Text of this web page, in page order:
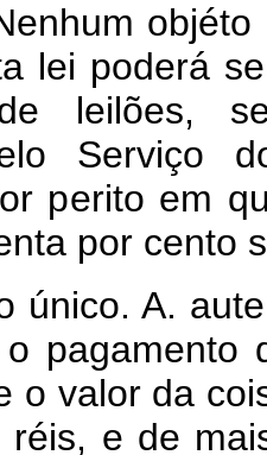
lei poderá
leilões,
Serviço
perito em
por cento
único. A.
pagamento
o valor da
e de